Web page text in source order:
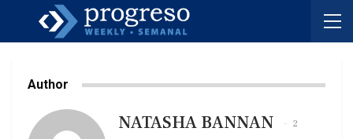
Author
NATASHA BANNAN
2